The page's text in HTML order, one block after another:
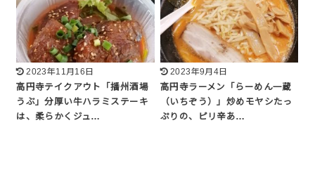
2023年11月16日
高円寺テイクアウト「播州酒場
うぶ」分厚い牛ハラミステーキ
は、柔らかくジュ…
2023年9月4日
高円寺ラーメン「らーめん一蔵
（いちぞう）」炒めモヤシたっ
ぷりの、ピリ辛あ…